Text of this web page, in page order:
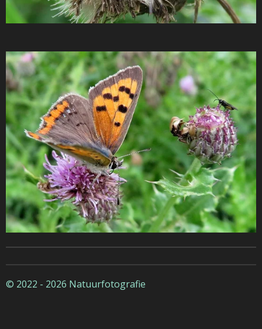
© 2022 - 2026 Natuurfotografie